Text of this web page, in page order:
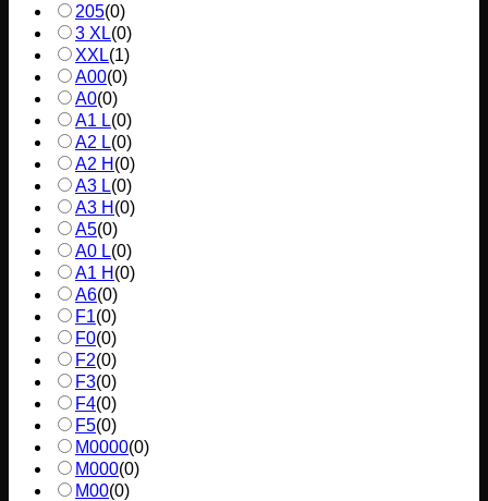
205(0)
3 XL(0)
XXL(1)
A00(0)
A0(0)
A1 L(0)
A2 L(0)
A2 H (0)
A3 L(0)
A3 H (0)
A5(0)
A0 L(0)
A1 H (0)
A6(0)
F1(0)
F0(0)
F2(0)
F3(0)
F4(0)
F5(0)
M0000(0)
M000(0)
M00(0)